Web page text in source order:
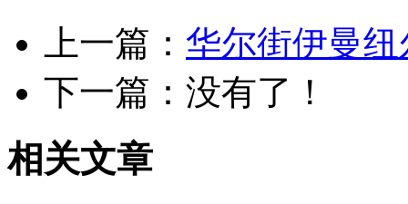
上一篇： 华尔街伊曼纽
下一篇：没有了！
相关文章